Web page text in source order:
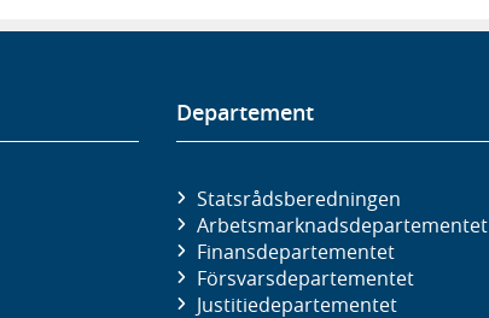
Departement
Statsrådsberedningen
Arbetsmarknads­departementet
Finans­departementet
Försvars­departementet
Justitie­departementet